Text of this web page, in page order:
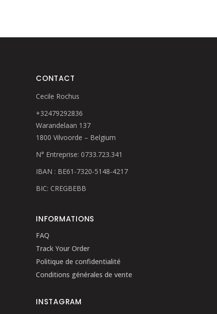
CONTACT
Cecile Rochus
+32479292836
Warandelaan 137
1800 Vilvoorde – Belgium
N° Entreprise: 0733.723.341
IBAN : BE61-7320-5148-4217
BIC: CREGBEBB
INFORMATIONS
FAQ
Track Your Order
Politique de confidentialité
Conditions générales de vente
INSTAGRAM